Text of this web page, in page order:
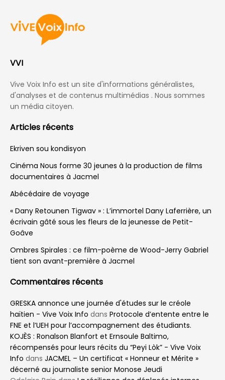
VVI
Vive Voix Info est un site d'informations généralistes,
d'analyses et de contenus multimédias . Nous sommes
un média citoyen.
Articles récents
Ekriven sou kondisyon
Cinéma Nous forme 30 jeunes à la production de films
documentaires à Jacmel
Abécédaire de voyage
« Dany Retounen Tigwav » : L’immortel Dany Laferrière, un
écrivain gâté sous les fleurs de la jeunesse de Petit-
Goâve
Ombres Spirales : ce film-poème de Wood-Jerry Gabriel
tient son avant-première à Jacmel
Commentaires récents
GRESKA annonce une journée d'études sur le créole
haïtien - Vive Voix Info dans Protocole d’entente entre le
FNE et l’UEH pour l’accompagnement des étudiants.
KOJÈS : Ronalson Blanfort et Ernsoule Baltimo,
récompensés pour leurs récits du “Peyi Lòk” - Vive Voix
Info dans JACMEL – Un certificat « Honneur et Mérite »
décerné au journaliste senior Monose Jeudi